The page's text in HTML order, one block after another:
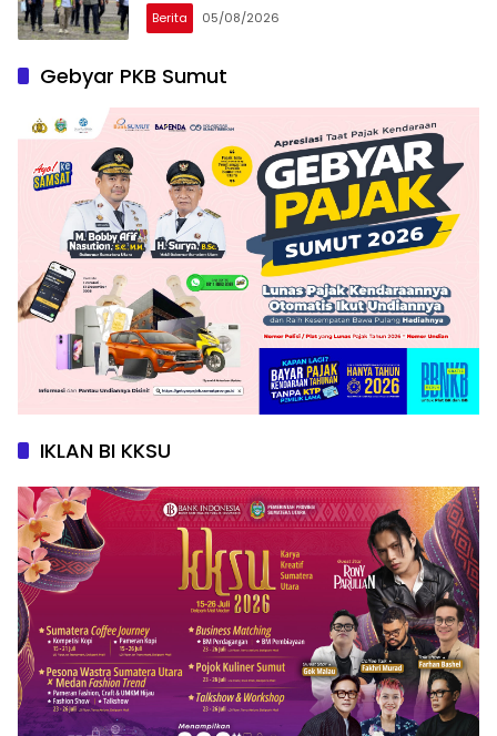
Berita 05/08/2026
Gebyar PKB Sumut
IKLAN BI KKSU